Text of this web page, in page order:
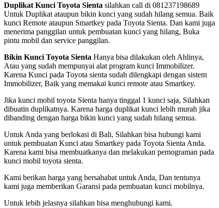
Duplikat Kunci Toyota Sienta silahkan call di 081237198689
Untuk Duplikat ataupun bikin kunci yang sudah hilang semua. Baik
kunci Remote ataupun Smartkey pada Toyota Sienta. Dan kami juga
menerima panggilan untuk pembuatan kunci yang hilang, Buka
pintu mobil dan service panggilan.
Bikin Kunci Toyota Sienta Hanya bisa dilakukan oleh Ahlinya,
Atau yang sudah mempunyai alat program kunci Immobilizer.
Karena Kunci pada Toyota sienta sudah dilengkapi dengan sistem
Immobilizer, Baik yang memakai kunci remote atau Smartkey.
Jika kunci mobil toyota Sienta hanya tinggal 1 kunci saja, Silahkan
dibuatin duplikatnya. Karena harga duplikat kunci lebih murah jika
dibanding dengan harga bikin kunci yang sudah hilang semua.
Untuk Anda yang berlokasi di Bali, Silahkan bisa hubungi kami
untuk pembuatan Kunci atau Smartkey pada Toyota Sienta Anda.
Karena kami bisa membuatkanya dan melakukan pemograman pada
kunci mobil toyota sienta.
Kami berikan harga yang bersahabat untuk Anda, Dan tentunya
kami juga memberikan Garansi pada pembuatan kunci mobilnya.
Untuk lebih jelasnya silahkan bisa menghubungi kami.